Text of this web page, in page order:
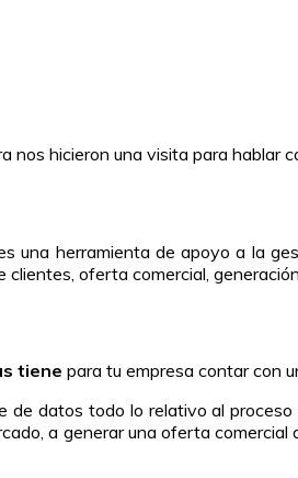
nos hicieron una visita para hablar
una herramienta de apoyo a la
oferta comercial,
tiene para tu empresa contar con
de datos todo lo relativo al
a generar una oferta